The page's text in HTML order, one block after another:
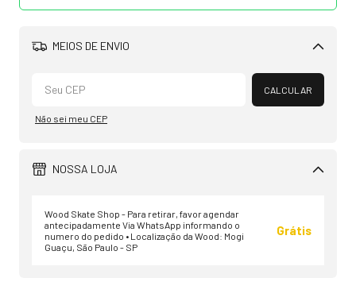
MEIOS DE ENVIO
Alterar CEP
CALCULAR
Não sei meu CEP
NOSSA LOJA
Wood Skate Shop - Para retirar, favor agendar
antecipadamente Via WhatsApp informando o
numero do pedido • Localização da Wood: Mogi
Guaçu, São Paulo - SP
Grátis